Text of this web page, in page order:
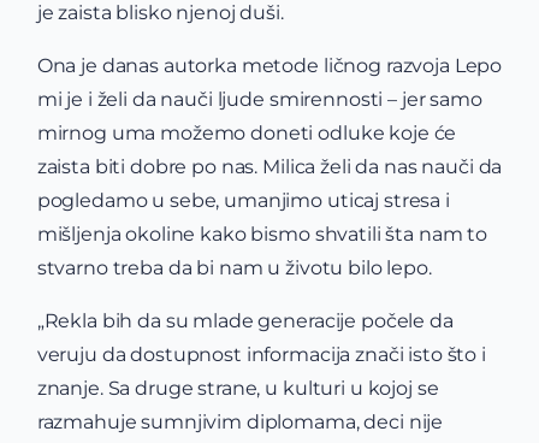
je zaista blisko njenoj duši.
Ona je danas autorka metode ličnog razvoja Lepo
mi je i želi da nauči ljude smirennosti – jer samo
mirnog uma možemo doneti odluke koje će
zaista biti dobre po nas. Milica želi da nas nauči da
pogledamo u sebe, umanjimo uticaj stresa i
mišljenja okoline kako bismo shvatili šta nam to
stvarno treba da bi nam u životu bilo lepo.
„Rekla bih da su mlade generacije počele da
veruju da dostupnost informacija znači isto što i
znanje. Sa druge strane, u kulturi u kojoj se
razmahuje sumnjivim diplomama, deci nije